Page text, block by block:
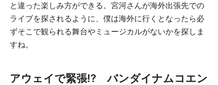
と違った楽しみ方ができる。宮河さんが海外出張先での
ライブを探されるように、僕は海外に行くとなったら必
ずそこで観られる舞台やミュージカルがないかを探しま
すね。
アウェイで緊張⁉ バンダイナムコエン